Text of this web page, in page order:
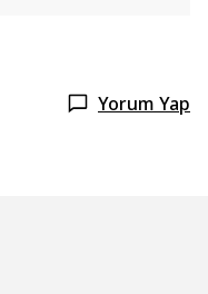
Yorum Yap